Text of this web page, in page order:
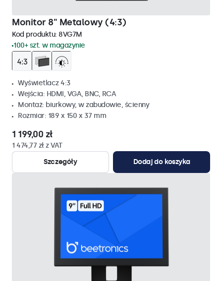
Monitor 8" Metalowy (4:3)
Kod produktu: 8VG7M
100+ szt. w magazynie
Wyświetlacz 4:3
Wejścia: HDMI, VGA, BNC, RCA
Montaż: biurkowy, w zabudowie, ścienny
Rozmiar: 189 x 150 x 37 mm
1 199,00 zł
1 474,77 zł z VAT
Szczegóły
Dodaj do koszyka